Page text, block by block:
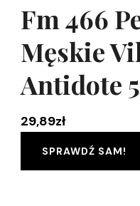
Fm 466
Męskie
Antidote
29,89zł
SPRAWDŹ SAM!